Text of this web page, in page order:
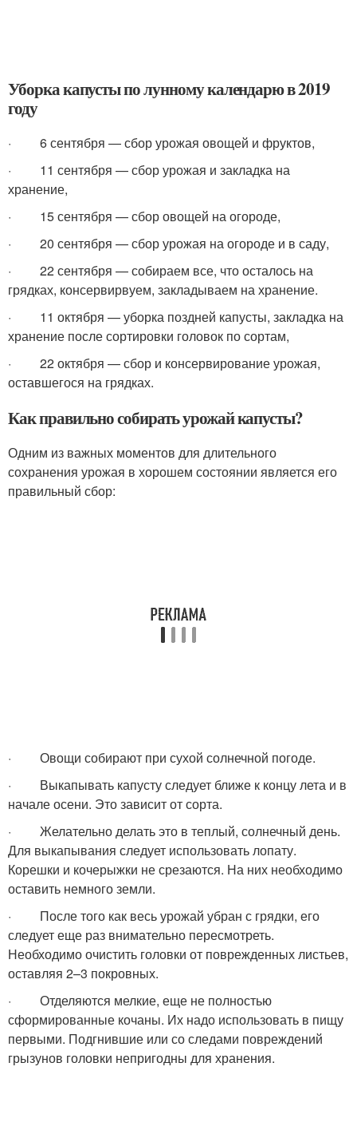
Уборка капусты по лунному календарю в 2019
году
· 6 сентября — сбор урожая овощей и фруктов,
· 11 сентября — сбор урожая и закладка на
хранение,
· 15 сентября — сбор овощей на огороде,
· 20 сентября — сбор урожая на огороде и в саду,
· 22 сентября — собираем все, что осталось на
грядках, консервирвуем, закладываем на хранение.
· 11 октября — уборка поздней капусты, закладка на
хранение после сортировки головок по сортам,
· 22 октября — сбор и консервирование урожая,
оставшегося на грядках.
Как правильно собирать урожай капусты?
Одним из важных моментов для длительного
сохранения урожая в хорошем состоянии является его
правильный сбор:
· Овощи собирают при сухой солнечной погоде.
· Выкапывать капусту следует ближе к концу лета и в
начале осени. Это зависит от сорта.
· Желательно делать это в теплый, солнечный день.
Для выкапывания следует использовать лопату.
Корешки и кочерыжки не срезаются. На них необходимо
оставить немного земли.
· После того как весь урожай убран с грядки, его
следует еще раз внимательно пересмотреть.
Необходимо очистить головки от поврежденных листьев,
оставляя 2–3 покровных.
· Отделяются мелкие, еще не полностью
сформированные кочаны. Их надо использовать в пищу
первыми. Подгнившие или со следами повреждений
грызунов головки непригодны для хранения.